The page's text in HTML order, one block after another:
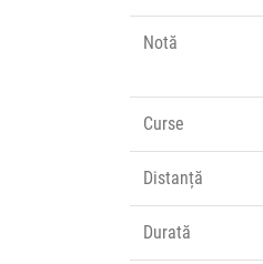
Notă
Curse
Distanță
Durată